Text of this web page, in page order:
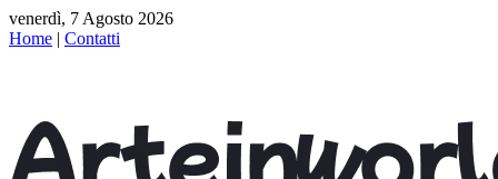
venerdì, 7 Agosto 2026
Home | Contatti